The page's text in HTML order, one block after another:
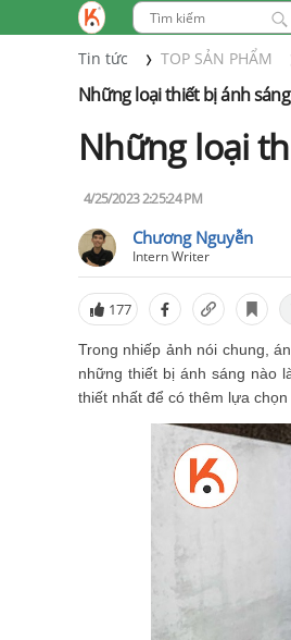
Tin tức TOP SẢN PHẨM
Những loại thiết bị ánh
Những loại
4/25/2023 2:25:24 PM
Chương Nguyễn
Intern Writer
177
Trong nhiếp ảnh nói chung,
những thiết bị ánh sáng nào
thiết nhất để có thêm lựa